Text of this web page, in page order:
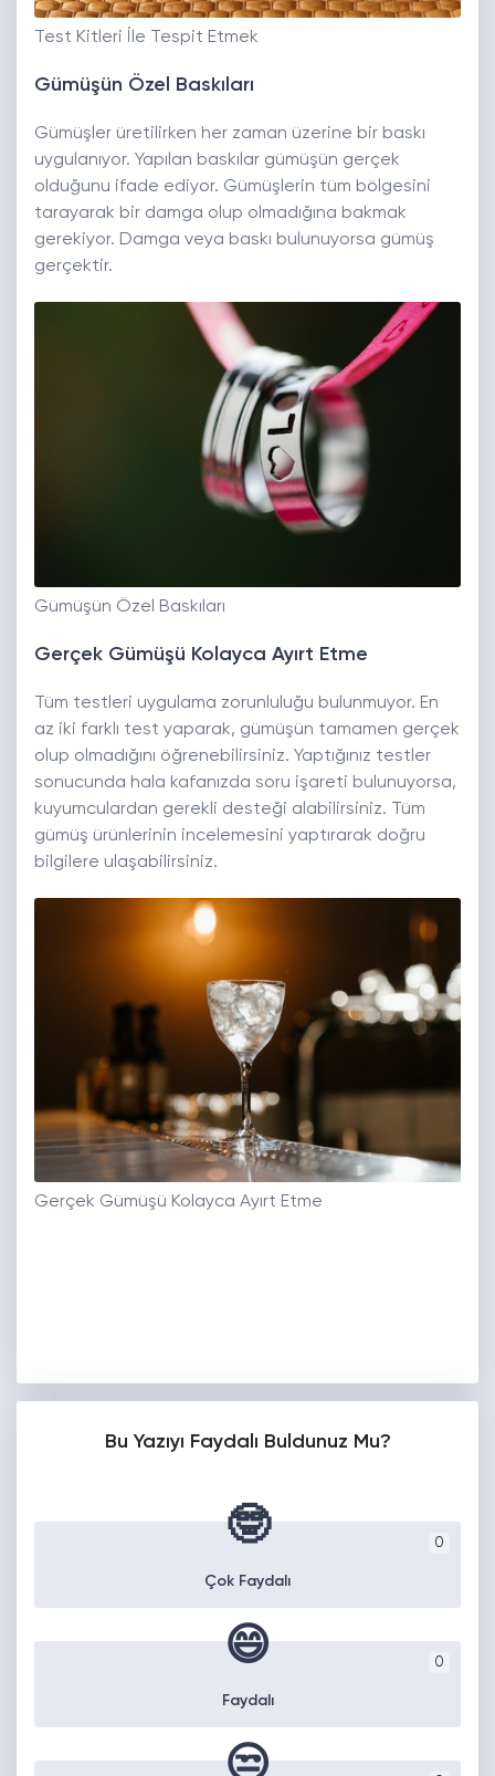
Test Kitleri İle Tespit Etmek
Gümüşün Özel Baskıları
Gümüşler üretilirken her zaman üzerine bir baskı
uygulanıyor. Yapılan baskılar gümüşün gerçek
olduğunu ifade ediyor. Gümüşlerin tüm bölgesini
tarayarak bir damga olup olmadığına bakmak
gerekiyor. Damga veya baskı bulunuyorsa gümüş
gerçektir.
Gümüşün Özel Baskıları
Gerçek Gümüşü Kolayca Ayırt Etme
Tüm testleri uygulama zorunluluğu bulunmuyor. En
az iki farklı test yaparak, gümüşün tamamen gerçek
olup olmadığını öğrenebilirsiniz. Yaptığınız testler
sonucunda hala kafanızda soru işareti bulunuyorsa,
kuyumculardan gerekli desteği alabilirsiniz. Tüm
gümüş ürünlerinin incelemesini yaptırarak doğru
bilgilere ulaşabilirsiniz.
Gerçek Gümüşü Kolayca Ayırt Etme
Bu Yazıyı Faydalı Buldunuz Mu?
0
🤓
Çok Faydalı
0
😄
Faydalı
😒